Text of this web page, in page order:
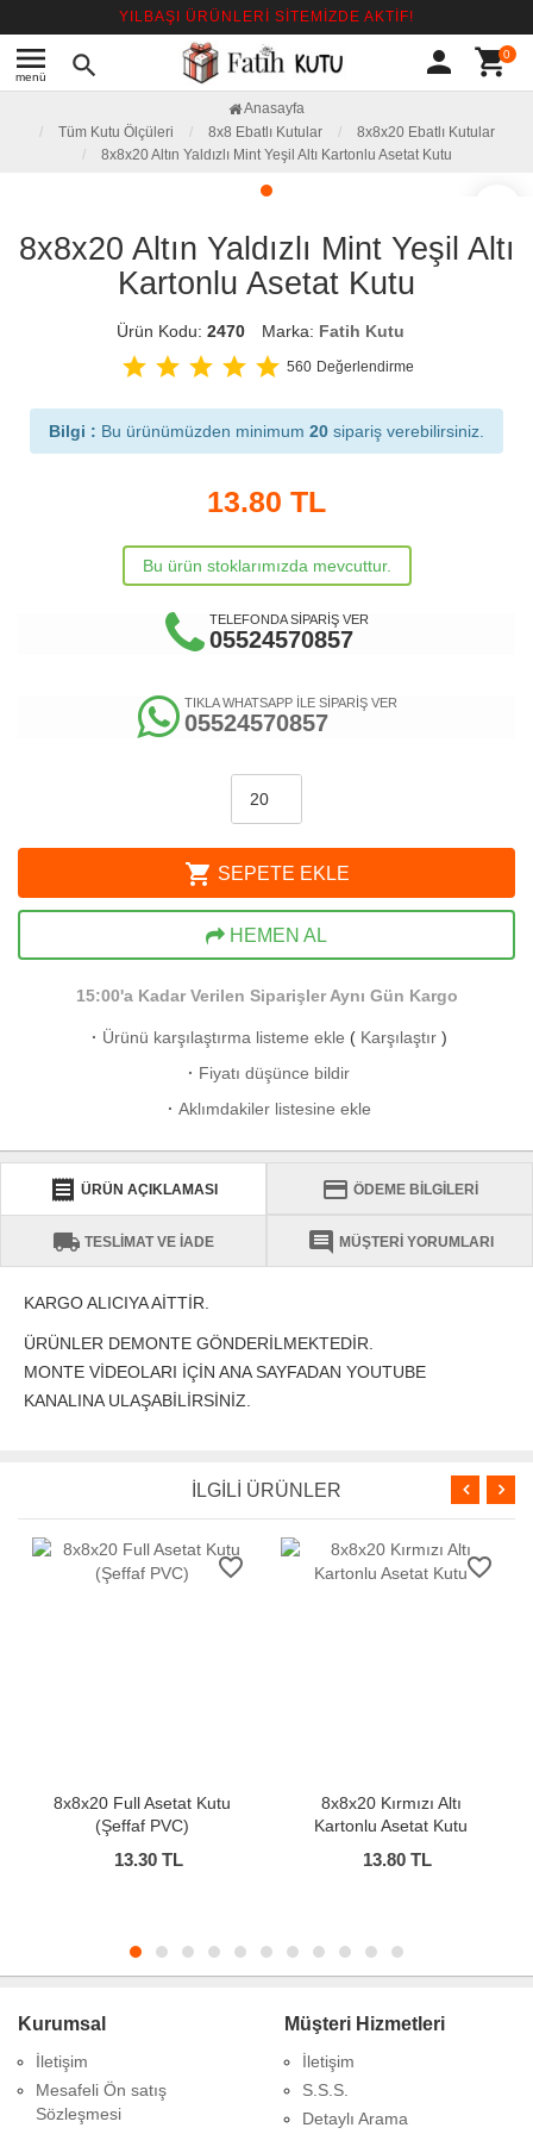
YILBAŞI ÜRÜNLERİ SİTEMİZDE AKTİF!
menu
menü search person shopping_cart0
Anasayfa
Tüm Kutu Ölçüleri
8x8 Ebatlı Kutular
8x8x20 Ebatlı Kutular
8x8x20 Altın Yaldızlı Mint Yeşil Altı Kartonlu Asetat Kutu
8x8x20 Altın Yaldızlı Mint Yeşil Altı
Kartonlu Asetat Kutu
Ürün Kodu: 2470 Marka: Fatih Kutu
star star star star star 560 Değerlendirme
Bilgi : Bu ürünümüzden minimum 20 sipariş verebilirsiniz.
13.80 TL
Bu ürün stoklarımızda mevcuttur.
TELEFONDA SİPARİŞ VER
05524570857
TIKLA WHATSAPP İLE SİPARİŞ VER
05524570857
shopping_cart SEPETE EKLE
HEMEN AL
15:00'a Kadar Verilen Siparişler Aynı Gün Kargo
· Ürünü karşılaştırma listeme ekle ( Karşılaştır)
· Fiyatı düşünce bildir
· Aklımdakiler listesine ekle
receipt ÜRÜN AÇIKLAMASI credit_card ÖDEME BİLGİLERİ
local_shipping TESLİMAT VE İADE comment MÜŞTERİ YORUMLARI
KARGO ALICIYA AİTTİR.
ÜRÜNLER DEMONTE GÖNDERİLMEKTEDİR.
MONTE VİDEOLARI İÇİN ANA SAYFADAN YOUTUBE
KANALINA ULAŞABİLİRSİNİZ.
İLGİLİ ÜRÜNLER
Kutu
favorite_border
8x8x20 Kırmızı Altı
Kartonlu Asetat Kutu
8x8x20 Altın
Altı Kartonlu Asetat
Kurumsal
İletişim
Mesafeli Ön satış
Sözleşmesi
Müşteri Hizmetleri
İletişim
S.S.S.
Detaylı Arama